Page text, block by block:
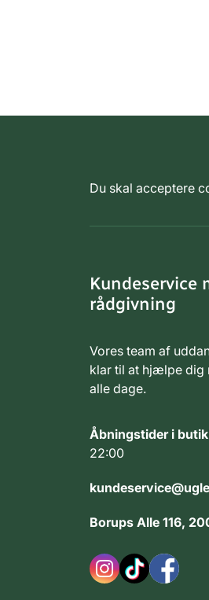
Du skal acceptere
Kundeservice
rådgivning
Vores team af
klar til at hjælpe dig
alle dage.
Åbningstider i
22:00
Borups Alle 116,